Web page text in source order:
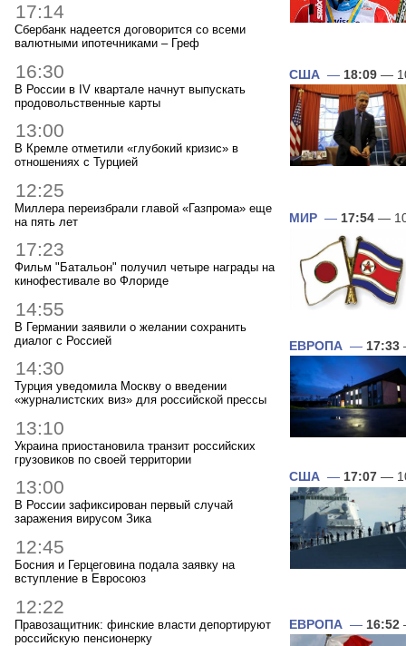
17:14
Сбербанк надеется договорится со всеми
валютными ипотечниками – Греф
16:30
В России в IV квартале начнут выпускать
продовольственные карты
13:00
В Кремле отметили «глубокий кризис» в
отношениях с Турцией
12:25
Миллера переизбрали главой «Газпрома» еще
на пять лет
17:23
Фильм "Батальон" получил четыре награды на
кинофестивале во Флориде
14:55
В Германии заявили о желании сохранить
диалог с Россией
14:30
Турция уведомила Москву о введении
«журналистских виз» для российской прессы
13:10
Украина приостановила транзит российских
грузовиков по своей территории
13:00
В России зафиксирован первый случай
заражения вирусом Зика
12:45
Босния и Герцеговина подала заявку на
вступление в Евросоюз
12:22
Правозащитник: финские власти депортируют
российскую пенсионерку
США — 18:09 —
МИР — 17:54 —
ЕВРОПА — 17:33
США — 17:07 —
ЕВРОПА — 16:52